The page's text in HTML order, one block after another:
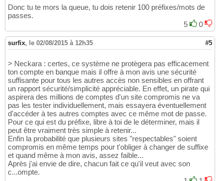
Donc tu te mors la queue, tu dois retenir 100 préfixes/mots de
passes.
5
0
surfix, le 02/08/2015 à 12h35 #5
> Neckara : certes, ce système ne protègera pas efficacement
ton compte en banque mais il offre à mon avis une sécurité
suffisante pour tous les autres accès non sensibles en offrant
un rapport sécurité/simplicité appréciable. En effet, un pirate qui
aspirera des millions de comptes d'un site compromis ne va
pas les tester individuellement, mais essayera éventuellement
d'accéder à tes autres comptes avec ce même mot de passe.
Pour ce qui est du préfixe, libre à toi de le déterminer, mais il
peut être vraiment très simple à retenir...
Enfin la probabilité que plusieurs sites "respectables" soient
compromis en même temps pour t'obliger à changer de suffixe
et quand même à mon avis, assez faible...
Après j'ai envie de dire, chacun fait ce qu'il veut avec son
c...ompte.